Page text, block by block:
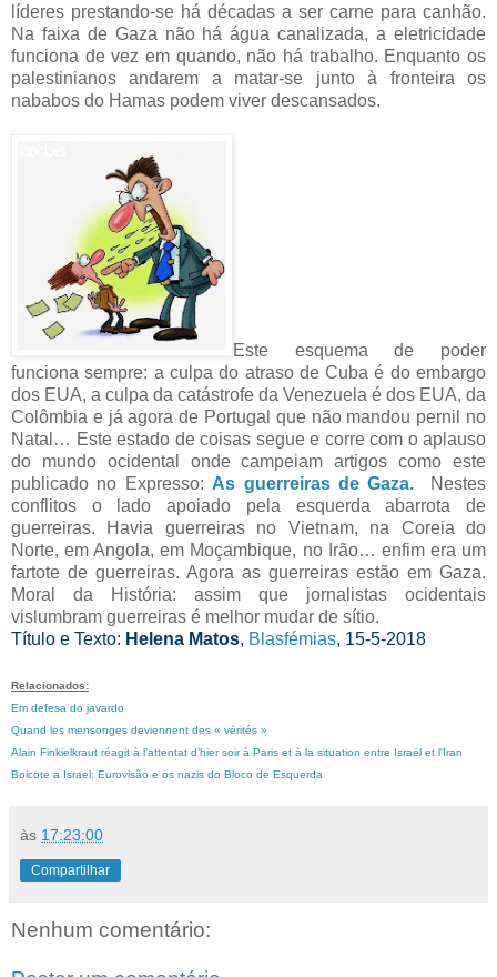
líderes prestando-se há décadas a ser carne para canhão.
Na faixa de Gaza não há água canalizada, a eletricidade
funciona de vez em quando, não há trabalho. Enquanto os
palestinianos andarem a matar-se junto à fronteira os
nababos do Hamas podem viver descansados.
Este esquema de poder
funciona sempre: a culpa do atraso de Cuba é do embargo
dos EUA, a culpa da catástrofe da Venezuela é dos EUA, da
Colômbia e já agora de Portugal que não mandou pernil no
Natal… Este estado de coisas segue e corre com o aplauso
do mundo ocidental onde campeiam artigos como este
publicado no Expresso: As guerreiras de Gaza.
Nestes
conflitos o lado apoiado pela esquerda abarrota de
guerreiras. Havia guerreiras no Vietnam, na Coreia do
Norte, em Angola, em Moçambique, no Irão… enfim era um
fartote de guerreiras. Agora as guerreiras estão em Gaza.
Moral da História: assim que jornalistas ocidentais
vislumbram guerreiras é melhor mudar de sítio.
Título e Texto: Helena Matos, Blasfémias, 15-5-2018
Relacionados:
Em defesa do javardo
Quand les mensonges deviennent des « vérités »
Alain Finkielkraut réagit à l’attentat d’hier soir à Paris et à la situation entre Israël et l'Iran
Boicote a Israel: Eurovisão e os nazis do Bloco de Esquerda
às 17:23:00
Compartilhar
Nenhum comentário: